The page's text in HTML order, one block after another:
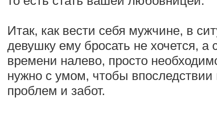
Итак, как вести себя мужчине, в
девушку ему бросать не хочется, а
времени налево, просто
нужно с умом, чтобы впоследствии
проблем и забот.